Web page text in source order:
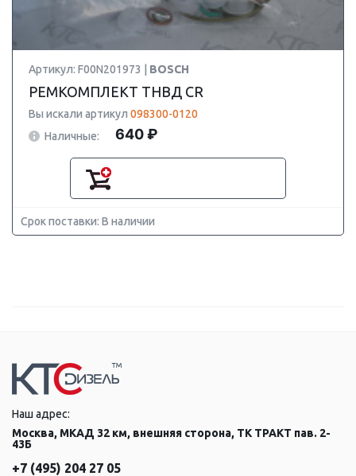
Артикул: F00N201973 | BOSCH
РЕМКОМПЛЕКТ ТНВД CR
Вы искали артикул 098300-0120
Наличные:
640 ₽
Срок поставки: В наличии
Наш адрес:
Москва, МКАД 32 км, внешняя сторона, ТК ТРАКТ пав. 2-
43Б
+7 (495) 204 27 05